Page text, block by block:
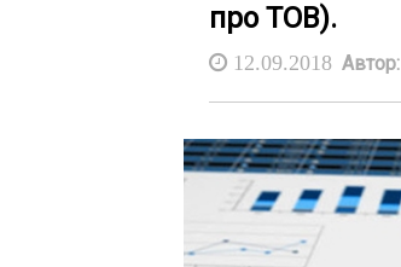
про ТОВ).
12.09.2018 Автор: